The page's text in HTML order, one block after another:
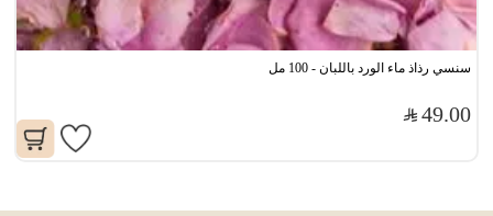
سنسي رذاذ ماء الورد باللبان - 100 مل
49.00